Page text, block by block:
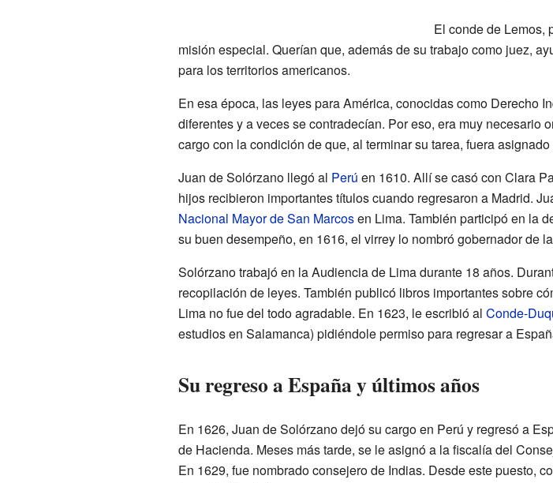
El conde de Lemos,
misión especial. Querían que, además de su trabajo como juez,
para los territorios americanos.
En esa época, las leyes para América, conocidas como Derecho
diferentes y a veces se contradecían. Por eso, era muy
cargo con la condición de que, al terminar su tarea, fuera
Juan de Solórzano llegó al Perú en 1610. Allí se casó con Clara
hijos recibieron importantes títulos cuando regresaron a Madrid.
Nacional Mayor de San Marcosen Lima. También participó en la
su buen desempeño, en 1616, el virrey lo nombró gobernador de
Solórzano trabajó en la Audiencia de Lima durante 18 años.
recopilación de leyes. También publicó libros importantes sobre
Lima no fue del todo agradable. En 1623, le escribió al Conde-
estudios en Salamanca) pidiéndole permiso para regresar a
Su regreso a España y últimos años
En 1626, Juan de Solórzano dejó su cargo en Perú y regresó a
de Hacienda. Meses más tarde, se le asignó a la fiscalía del
En 1629, fue nombrado consejero de Indias. Desde este puesto,